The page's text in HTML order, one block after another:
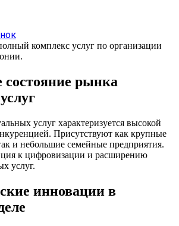
комплекс услуг по организации
состояние рынка
услуг характеризуется высокой
Присутствуют как крупные
и небольшие семейные предприятия.
к цифровизации и расширению
услуг.
инновации в